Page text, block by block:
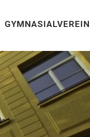
GYMNASIALVEREIN